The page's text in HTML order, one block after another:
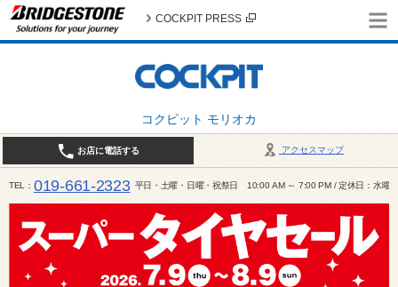
コクピット モリオカ
COCKPIT PRESS
アクセスマップ
お店に電話する
TEL 019-661-2323 平日・土曜・日曜・祝祭日 10:00 AM ～ 7:00 PM / 定休日：水曜